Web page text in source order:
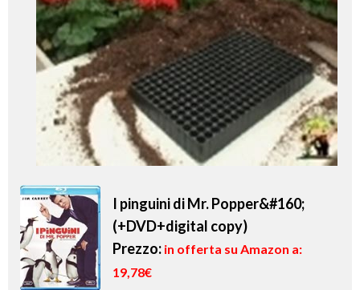
I pinguini di Mr. Popper&#160;
(+DVD+digital copy)
Prezzo: in offerta su Amazon a:
19,78€